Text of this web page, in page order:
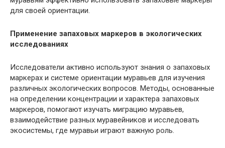
для своей ориентации.
Применение запаховых маркеров в экологических
исследованиях
Исследователи активно используют знания о запаховых
маркерах и системе ориентации муравьев для изучения
различных экологических вопросов. Методы, основанные
на определении концентрации и характера запаховых
маркеров, помогают изучать миграцию муравьев,
взаимодействие разных муравейников и исследовать
экосистемы, где муравьи играют важную роль.